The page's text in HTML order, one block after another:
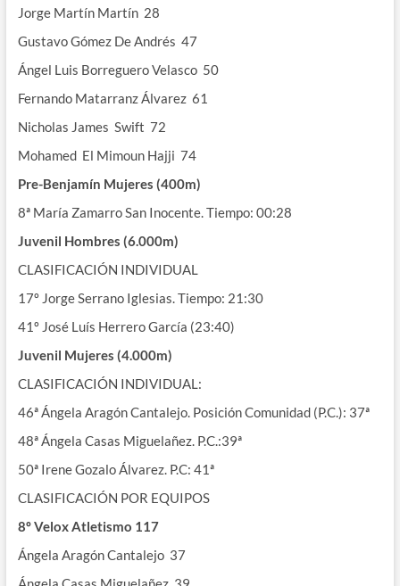
Jorge Martín Martín 28
Gustavo Gómez De Andrés 47
Ángel Luis Borreguero Velasco 50
Fernando Matarranz Álvarez 61
Nicholas James Swift 72
Mohamed El Mimoun Hajji 74
Pre-Benjamín Mujeres (400m)
8ª María Zamarro San Inocente. Tiempo: 00:28
Juvenil Hombres (6.000m)
CLASIFICACIÓN INDIVIDUAL
17º Jorge Serrano Iglesias. Tiempo: 21:30
41º José Luís Herrero García (23:40)
Juvenil Mujeres (4.000m)
CLASIFICACIÓN INDIVIDUAL:
46ª Ángela Aragón Cantalejo. Posición Comunidad (P.C.): 37ª
48ª Ángela Casas Miguelañez. P.C.:39ª
50ª Irene Gozalo Álvarez. P.C: 41ª
CLASIFICACIÓN POR EQUIPOS
8º Velox Atletismo 117
Ángela Aragón Cantalejo 37